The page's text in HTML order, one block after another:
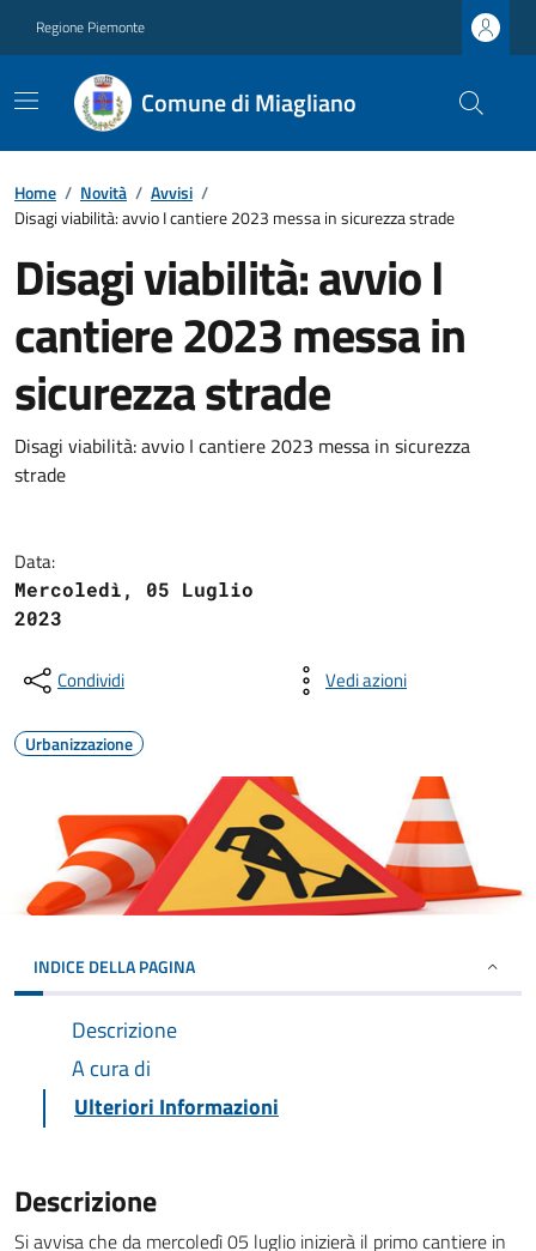
Regione Piemonte
Comune di Miagliano
Home / Novità / Avvisi /
Disagi viabilità: avvio I cantiere 2023 messa in sicurezza strade
Disagi viabilità: avvio I
cantiere 2023 messa in
sicurezza strade
Disagi viabilità: avvio I cantiere 2023 messa in sicurezza
strade
Data:
Mercoledì, 05 Luglio
2023
Condividi Vedi azioni
Urbanizzazione
INDICE DELLA PAGINA
Descrizione
A cura di
Ulteriori Informazioni
Descrizione
Si avvisa che da mercoledì 05 luglio inizierà il primo cantiere in